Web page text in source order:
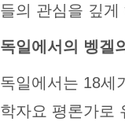
들의 관심을 깊
독일에서의 벵겔
독일에서는 18세
학자요 평론가로